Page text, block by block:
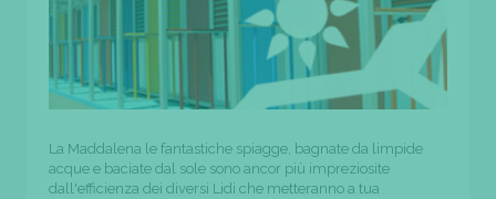
La Maddalena le fantastiche spiagge, bagnate da limpide
acque e baciate dal sole sono ancor più impreziosite
dall'efficienza dei diversi Lidi che metteranno a tua